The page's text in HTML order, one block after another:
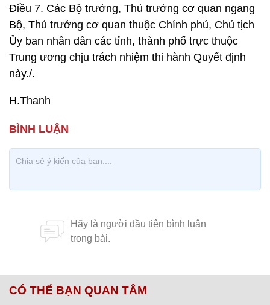
Điều 7. Các Bộ trưởng, Thủ trưởng cơ quan ngang
Bộ, Thủ trưởng cơ quan thuộc Chính phủ, Chủ tịch
Ủy ban nhân dân các tỉnh, thành phố trực thuộc
Trung ương chịu trách nhiệm thi hành Quyết định
này./.
H.Thanh
CÓ THỂ BẠN QUAN TÂM